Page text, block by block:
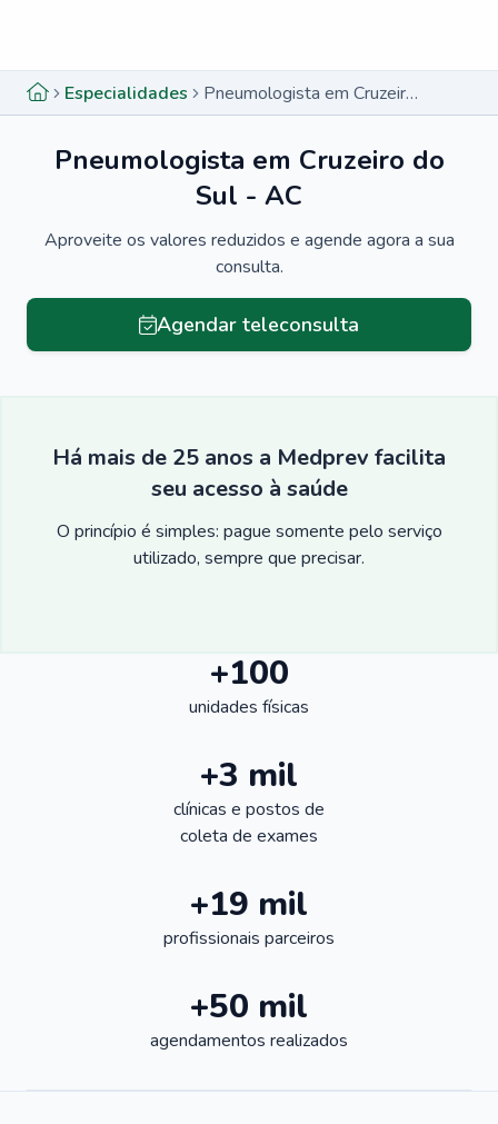
Especialidades Pneumologista em Cruzeiro do Sul - AC
Pneumologista em Cruzeiro do
Sul - AC
Aproveite os valores reduzidos e agende agora a sua
consulta.
Agendar teleconsulta
Há mais de 25 anos a Medprev facilita
seu acesso à saúde
O princípio é simples: pague somente pelo serviço
utilizado, sempre que precisar.
+100
unidades físicas
+3 mil
clínicas e postos de
coleta de exames
+19 mil
profissionais parceiros
+50 mil
agendamentos realizados